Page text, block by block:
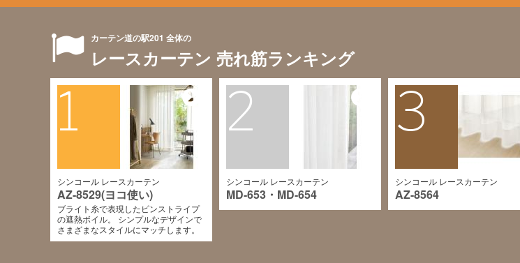
カーテン道の駅201 全体の
レースカーテン 売れ筋ランキング
1
シンコール レースカーテン
AZ-8529(ヨコ使い)
ブライト糸で表現したピンストライプ
の遮熱ボイル。 シンプルなデザインで
さまざまなスタイルにマッチします。
2
シンコール レースカーテン
MD-653・MD-654
3
シンコール レースカーテン
AZ-8564